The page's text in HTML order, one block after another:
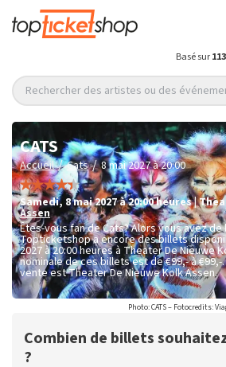
Basé sur
Rechercher des artistes ou des
CATS
Accueil / Cats / 8 mai 2027 à 20:00
samedi, 8 mai 2027 à 20:00heures|
Assen
Êtes-vous fan de Cats? Alors vous avez de
Topticketshop a encore des billets
2027 à 20:00 heures à Theater De Nieuwe
nominale de ces billets est de€99,- à €99,-
vente est Theater De Nieuwe Kolk Assen.
Photo: CATS – Fotocredits:
Combien de billets
?